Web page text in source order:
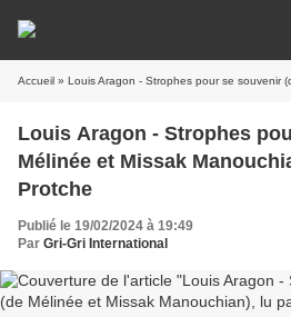
Accueil » Louis Aragon - Strophes pour se souvenir (de Mélinée
Louis Aragon - Strophes
Mélinée et Missak
Protche
Publié le 19/02/2024 à 19:49
Par Gri-Gri International